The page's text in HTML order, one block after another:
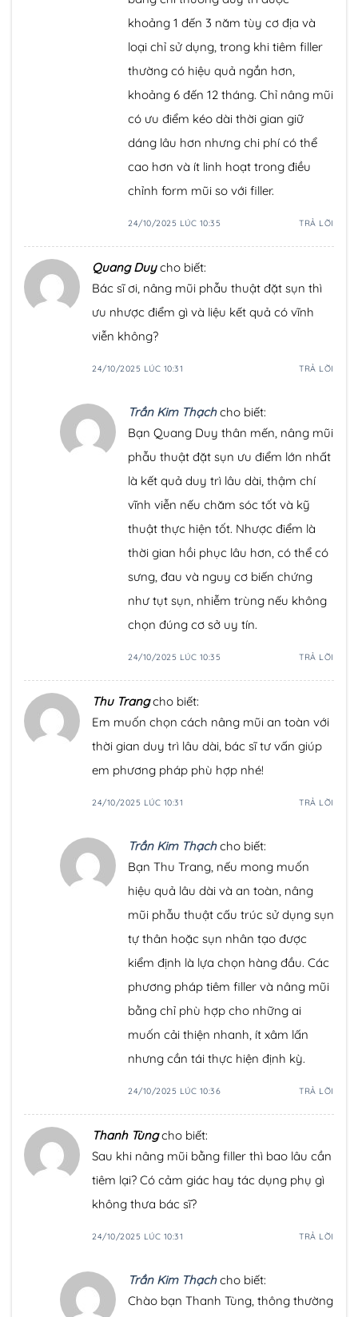
khoảng 1 đến 3 năm tùy cơ địa và
loại chỉ sử dụng, trong khi tiêm filler
thường có hiệu quả ngắn hơn,
khoảng 6 đến 12 tháng. Chỉ nâng mũi
có ưu điểm kéo dài thời gian giữ
dáng lâu hơn nhưng chi phí có thể
cao hơn và ít linh hoạt trong điều
chỉnh form mũi so với filler.
24/10/2025 LÚC 10:35 TRẢ LỜI
Quang Duy cho biết:
Bác sĩ ơi, nâng mũi phẫu thuật đặt sụn thì
ưu nhược điểm gì và liệu kết quả có vĩnh
viễn không?
24/10/2025 LÚC 10:31 TRẢ LỜI
Trần Kim Thạch cho biết:
Bạn Quang Duy thân mến, nâng mũi
phẫu thuật đặt sụn ưu điểm lớn nhất
là kết quả duy trì lâu dài, thậm chí
vĩnh viễn nếu chăm sóc tốt và kỹ
thuật thực hiện tốt. Nhược điểm là
thời gian hồi phục lâu hơn, có thể có
sưng, đau và nguy cơ biến chứng
như tụt sụn, nhiễm trùng nếu không
chọn đúng cơ sở uy tín.
24/10/2025 LÚC 10:35 TRẢ LỜI
Thu Trang cho biết:
Em muốn chọn cách nâng mũi an toàn với
thời gian duy trì lâu dài, bác sĩ tư vấn giúp
em phương pháp phù hợp nhé!
24/10/2025 LÚC 10:31 TRẢ LỜI
Trần Kim Thạch cho biết:
Bạn Thu Trang, nếu mong muốn
hiệu quả lâu dài và an toàn, nâng
mũi phẫu thuật cấu trúc sử dụng sụn
tự thân hoặc sụn nhân tạo được
kiểm định là lựa chọn hàng đầu. Các
phương pháp tiêm filler và nâng mũi
bằng chỉ phù hợp cho những ai
muốn cải thiện nhanh, ít xâm lấn
nhưng cần tái thực hiện định kỳ.
24/10/2025 LÚC 10:36 TRẢ LỜI
Thanh Tùng cho biết:
Sau khi nâng mũi bằng filler thì bao lâu cần
tiêm lại? Có cảm giác hay tác dụng phụ gì
không thưa bác sĩ?
24/10/2025 LÚC 10:31 TRẢ LỜI
Trần Kim Thạch cho biết:
Chào bạn Thanh Tùng, thông thường